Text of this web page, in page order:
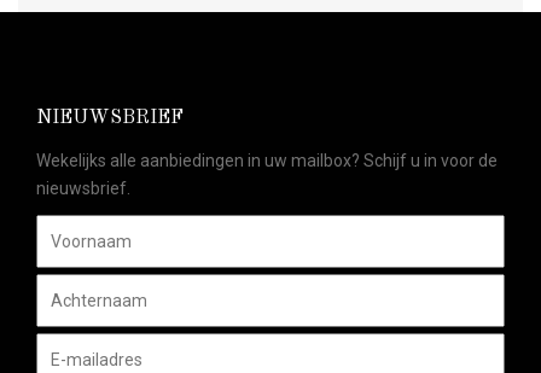
NIEUWSBRIEF
Wekelijks alle aanbiedingen in uw mailbox? Schijf u in voor de
nieuwsbrief.